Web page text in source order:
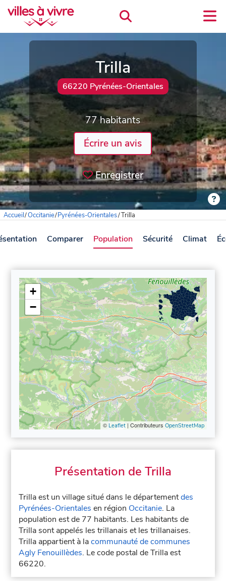
Trilla
66220 Pyrénées-Orientales
77 habitants
Écrire un avis
Enregistrer
Accueil/Occitanie/Pyrénées-Orientales/Trilla
Comparer Population Sécurité Climat
+
−
© Leaflet| Contributeurs OpenStreetMap
Présentation de Trilla
Trilla est un village situé dans le départementdes
Pyrénées-Orientales en région Occitanie. La
population est de 77 habitants. Les habitants de
Trilla sont appelés les trillanais et les trillanaises.
Trilla appartient à lacommunauté de communes
Agly Fenouillèdes. Le code postal de Trilla est
66220.